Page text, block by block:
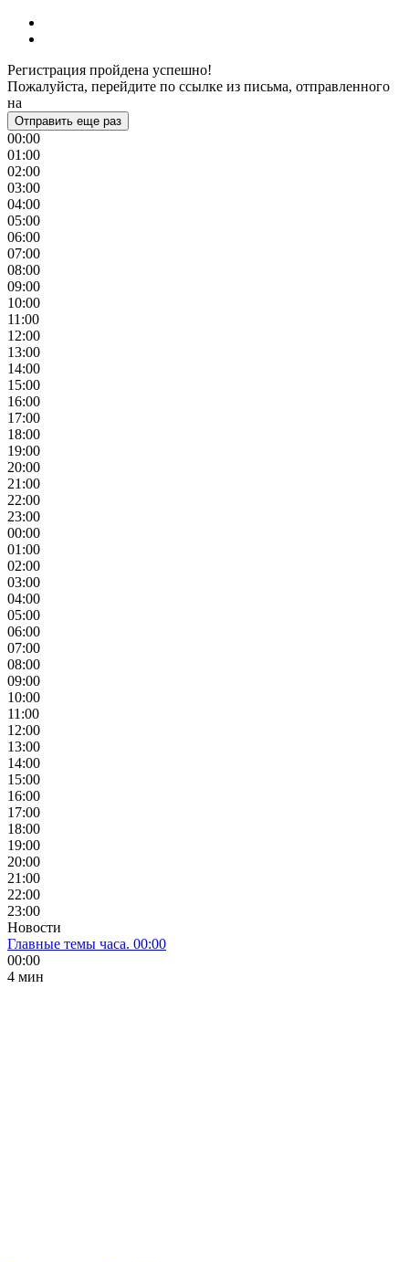
Регистрация пройдена успешно!
Пожалуйста, перейдите по ссылке из письма, отправленного
на
Отправить еще раз
00:00
01:00
02:00
03:00
04:00
05:00
06:00
07:00
08:00
09:00
10:00
11:00
12:00
13:00
14:00
15:00
16:00
17:00
18:00
19:00
20:00
21:00
22:00
23:00
00:00
01:00
02:00
03:00
04:00
05:00
06:00
07:00
08:00
09:00
10:00
11:00
12:00
13:00
14:00
15:00
16:00
17:00
18:00
19:00
20:00
21:00
22:00
23:00
Новости
Главные темы часа. 00:00
00:00
4 мин